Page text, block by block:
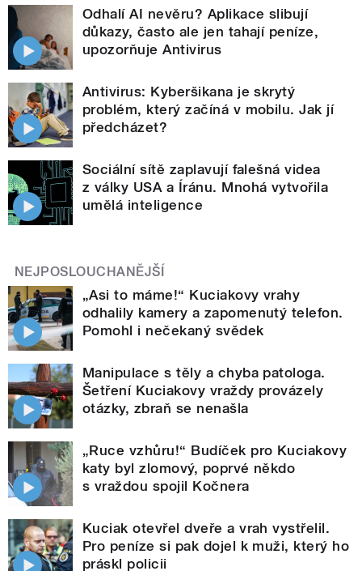
Odhalí AI nevěru? Aplikace slibují
důkazy, často ale jen tahají peníze,
upozorňuje Antivirus
Antivirus: Kyberšikana je skrytý
problém, který začíná v mobilu. Jak jí
předcházet?
Sociální sítě zaplavují falešná videa
z války USA a Íránu. Mnohá vytvořila
umělá inteligence
NEJPOSLOUCHANĚJŠÍ
„Asi to máme!“ Kuciakovy vrahy
odhalily kamery a zapomenutý telefon.
Pomohl i nečekaný svědek
Manipulace s těly a chyba patologa.
Šetření Kuciakovy vraždy provázely
otázky, zbraň se nenašla
„Ruce vzhůru!“ Budíček pro Kuciakovy
katy byl zlomový, poprvé někdo
s vraždou spojil Kočnera
Kuciak otevřel dveře a vrah vystřelil.
Pro peníze si pak dojel k muži, který ho
práskl policii